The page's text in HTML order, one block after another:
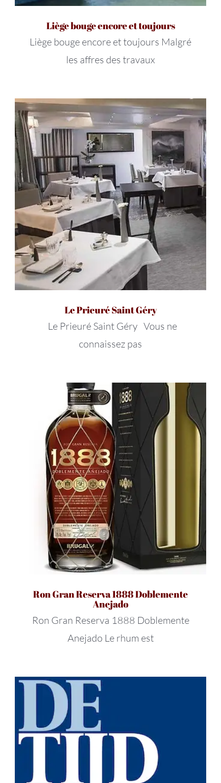
Liège bouge encore et toujours
Liège bouge encore et toujours Malgré
les affres des travaux
Le Prieuré Saint Géry
Le Prieuré Saint Géry Vous ne
connaissez pas
Ron Gran Reserva 1888 Doblemente
Anejado
Ron Gran Reserva 1888 Doblemente
Anejado Le rhum est